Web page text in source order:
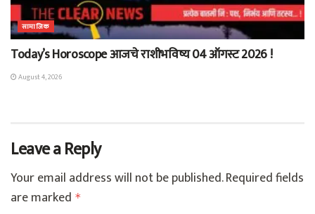
सामाजिक
Today’s Horoscope आजचे राशीभविष्य 04 ऑगस्ट 2026 !
August 4, 2026
Leave a Reply
Your email address will not be published.Required fields
are marked *